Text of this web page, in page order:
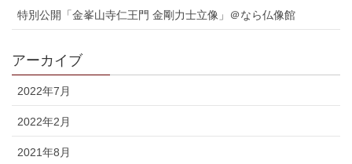
特別公開「金峯山寺仁王門 金剛力士立像」＠なら仏像館
アーカイブ
2022年7月
2022年2月
2021年8月